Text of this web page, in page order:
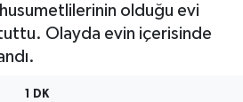
olduğu evi
Olayda evin içerisinde
1 DK